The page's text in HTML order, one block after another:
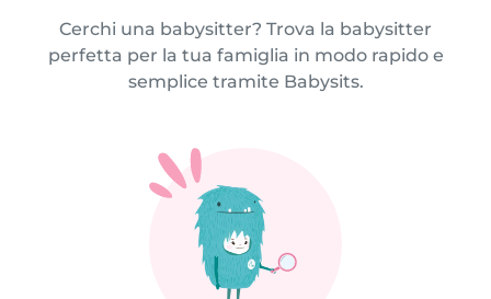
Cerchi una babysitter? Trova la babysitter
perfetta per la tua famiglia in modo rapido e
semplice tramite Babysits.